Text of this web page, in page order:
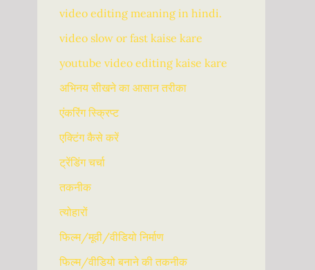
video editing meaning in hindi.
video slow or fast kaise kare
youtube video editing kaise kare
अभिनय सीखने का आसान तरीका
एंकरिंग स्क्रिप्ट
एक्टिंग कैसे करें
ट्रेंडिंग चर्चा
तकनीक
त्योहारों
फिल्म/मूवी/वीडियो निर्माण
फिल्म/वीडियो बनाने की तकनीक